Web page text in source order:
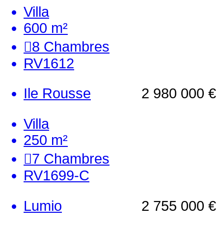
Villa
600 m²
8 Chambres
RV1612
2 980 000 €
Ile Rousse
Villa
250 m²
7 Chambres
RV1699-C
2 755 000 €
Lumio